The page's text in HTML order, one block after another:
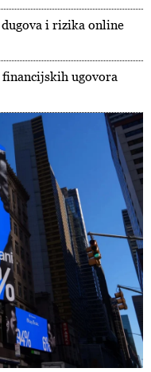
i rizika online
ugovora